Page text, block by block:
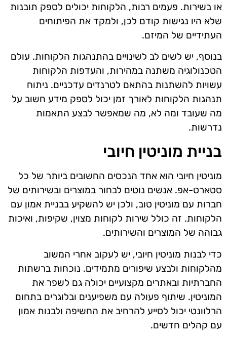
או בשירות. פעמים רבות, הלקוחות יכולים לספק תובנות
שלא היו נגישות קודם לכן, ולמקד את הפיתוחים
העתידיים של המיזם.
בנוסף, יש לשים לב לשינויים בהתנהגות הלקוחות. עולם
הטכנולוגיה משתנה במהירות, והעדפות הלקוחות
עשויות להשתנות בהתאם לטרנדים עדכניים. ניתוח
תנהגות הלקוחות לאורך זמן יכול לספק מידע חשוב על
מה שעובד ומה לא, מה שמאפשר לבצע התאמות
נדרשות.
בניית מוניטין חיובי
מוניטין חיובי הוא אחד הנכסים החשובים ביותר של כל
סטארט-אפ. אנשים נוטים לבחור במוצרים ובשירותים של
חברות עם מוניטין טוב, ולכן יש להשקיע בבניית אמון עם
הלקוחות. זה כולל שירות לקוחות מצוין, שקיפות, ואיכות
גבוהה של המוצרים והשירותים.
כדי לבנות מוניטין חיובי, יש לעקוב אחרי המשוב
מהלקוחות ולבצע שיפורים מתמידים. נוכחות ברשתות
החברתיות ובאתרים מקצועיים יכולה גם לשפר את
המוניטין. שיתוף פעולה עם משפיענים ובלוגרים בתחום
הרלוונטי יכול לסייע להרחיב את החשיפה ולבנות אמון
עם קהלים חדשים.